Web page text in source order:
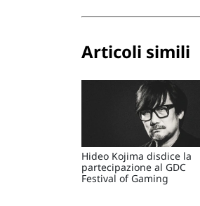
Articoli simili
Hideo Kojima disdice la
partecipazione al GDC
Festival of Gaming